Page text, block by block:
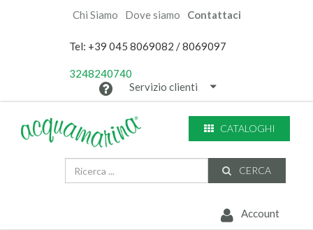
Chi Siamo Dove siamo Contattaci
Tel: +39 045 8069082 / 8069097
3248240740
Servizio clienti
CATALOGHI
CERCA
Account